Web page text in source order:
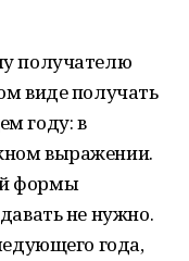
получателю
виде получать
году: в
выражении.
формы
не нужно.
года,